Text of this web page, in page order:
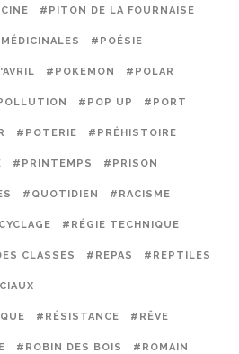
#PITON DE LA FOURNAISE
#POÉSIE
#POKEMON #POLAR
#POP UP #PORT
#POTERIE #PRÉHISTOIRE
#PRINTEMPS #PRISON
#QUOTIDIEN #RACISME
#RÉGIE TECHNIQUE
CLASSES #REPAS #REPTILES
#RÉSISTANCE #RÊVE
#ROBIN DES BOIS #ROMAIN